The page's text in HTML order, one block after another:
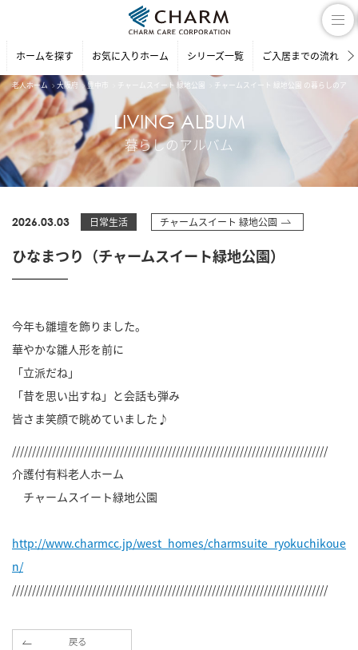
ホームを探す お気に入りホーム シリーズ一覧 ご入居までの流れ
老人ホーム 大阪府 豊中市 チャームスイート 緑地公園 チャームスイート 緑地公園 の暮らしのアル
LIVING ALBUM
暮らしのアルバム
2026.03.03 日常生活 チャームスイート 緑地公園
ひなまつり（チャームスイート緑地公園）
今年も雛壇を飾りました。
華やかな雛人形を前に
「立派だね」
「昔を思い出すね」と会話も弾み
皆さま笑顔で眺めていました♪
///////////////////////////////////////////////////////////////////////////////
介護付有料老人ホーム
チャームスイート緑地公園
http://www.charmcc.jp/west_homes/charmsuite_ryokuchikoue
n/
///////////////////////////////////////////////////////////////////////////////
戻る